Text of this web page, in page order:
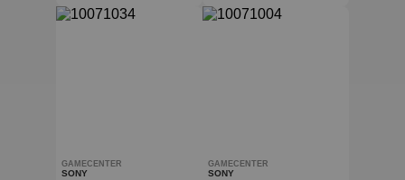
GAMECENTER
SONY
GAMECENTER
SONY